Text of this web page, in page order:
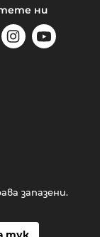
ни
запазени.